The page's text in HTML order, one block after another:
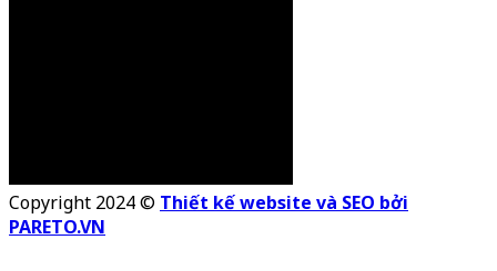
Copyright 2024 © Thiết kế website và SEO bởi
PARETO.VN